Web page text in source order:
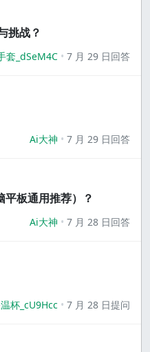
挑战？
套_dSeM4C 7 月 29 日回答
Ai大神 7 月 29 日回答
板通用推荐）？
Ai大神 7 月 28 日回答
杯_cU9Hcc 7 月 28 日提问